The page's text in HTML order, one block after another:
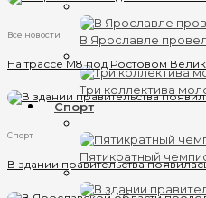
В Ярославле
Три коллектива
Спорт
Пятикратный
Все новости
На трассе М8 под Ростовом
Спорт
В здании правительства